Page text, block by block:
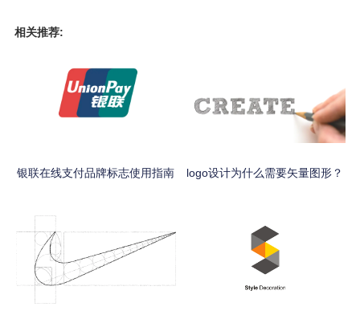
相关推荐:
银联在线支付品牌标志使用指南 logo设计为什么需要矢量图形？